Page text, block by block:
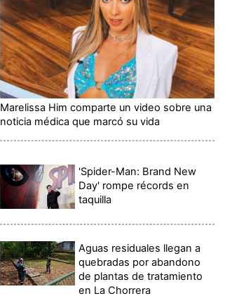
Marelissa Him comparte un video sobre una
noticia médica que marcó su vida
'Spider-Man: Brand New
Day' rompe récords en
taquilla
Aguas residuales llegan a
quebradas por abandono
de plantas de tratamiento
en La Chorrera